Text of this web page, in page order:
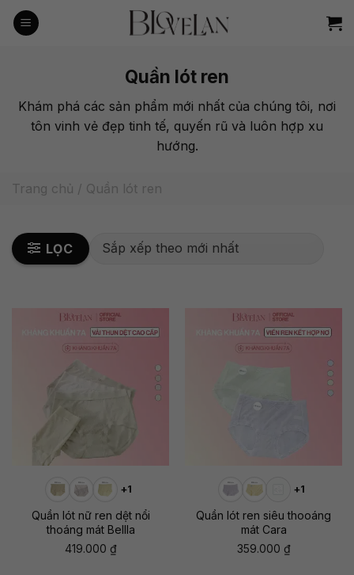
qua
Quần lót ren
Khám phá các sản phẩm mới nhất của chúng tôi, nơi
tôn vinh vẻ đẹp tinh tế, quyến rũ và luôn hợp xu
hướng.
Trang chủ / Quần lót ren
LỌC
+1
Quần lót nữ ren dệt nổi
thoáng mát Bellla
419.000 ₫
+1
Quần lót ren siêu thooáng
mát Cara
359.000 ₫